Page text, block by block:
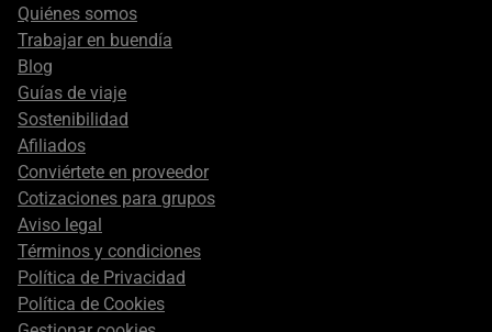
secondary
Quiénes somos
Trabajar en buendía
Blog
Guías de viaje
Sostenibilidad
Afiliados
Conviértete en proveedor
Cotizaciones para grupos
Aviso legal
Términos y condiciones
Política de Privacidad
Política de Cookies